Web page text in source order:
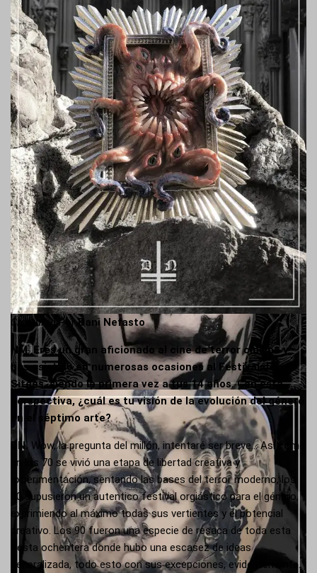
Creature| PorDani Nefasto
NM. Eres un gran aficionado al cine de terror clásico y
has asistido en numerosas ocasiones al Festival de
Sitges, siendo la primera vez a tus 14 años. Con esta
perspectiva, ¿cuál es tu visión de la evolución del género
en el séptimo arte?
DN. Wow, la pregunta del millón, intentaré ser breve… Así como
en los 70 se vivió una etapa de libertad creativa y
experimentación, sentando las bases del terror moderno, los
80 supusieron un autentico festival orgiástico para el género,
exprimiendo al máximo todas sus vertientes y el potencial
creativo. Los 90 fueron una especie de resaca de toda esta
fiesta ochentera donde hubo una escasez de ideas
generalizada, todo esto con sus excepciones, evidentemente.